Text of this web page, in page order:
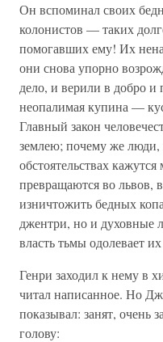
Он вспоминал своих
колонистов — таких
помогавших ему! Их
они снова упорно
дело, и верили в добро и
неопалимая купина —
Главный закон
землею; почему же люди,
обстоятельствах
превращаются во львов,
изничтожить бедных
джентри, но и духовные
власть тьмы одолевает
Генри заходил к нему в
читал написанное. Но
показывал: занят, очень
голову: